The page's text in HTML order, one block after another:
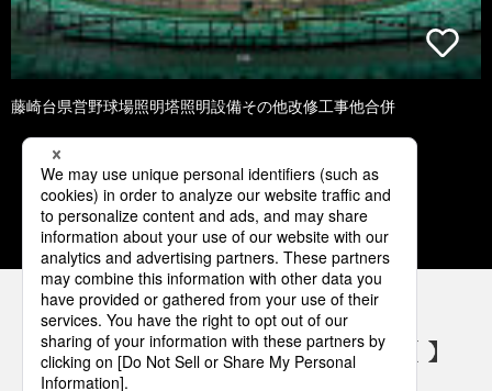
藤崎台県営野球場照明塔照明設備その他改修工事他合併
1 2 3 4 5
パナソニックの電気設備 SNSアカウント